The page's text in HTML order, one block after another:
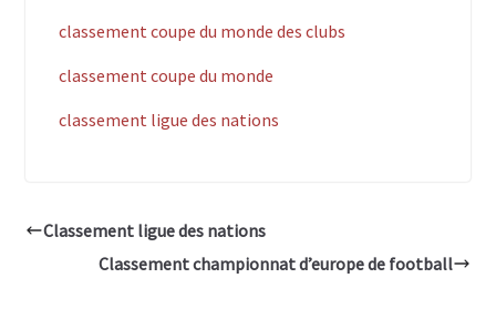
classement coupe du monde des clubs
classement coupe du monde
classement ligue des nations
Classement ligue des nations
Classement championnat d’europe de football